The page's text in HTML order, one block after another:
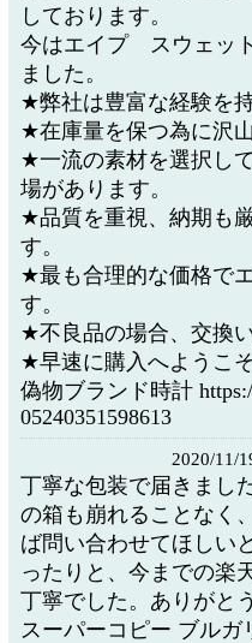
しております。
今はエイプ スウェッ
ました。
★弊社は豊富な経験を
★在庫量を保つ為に沢
★一流の素材を選択し
場があります。
★品質を重視、納期も
す。
★最も合理的な価格で
す。
★不良品の場合、交換い
★早速に購入へようこそ
偽物ブランド時計
05240351598613
2020/11/
丁寧な包装で届きまし
の箱も崩れることなく
ば問い合わせてほしい
ったりと、今までの楽
丁寧でした。ありがと
スーパーコピー ブルガ